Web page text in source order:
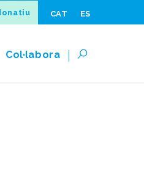
CAT ES
Col·labora